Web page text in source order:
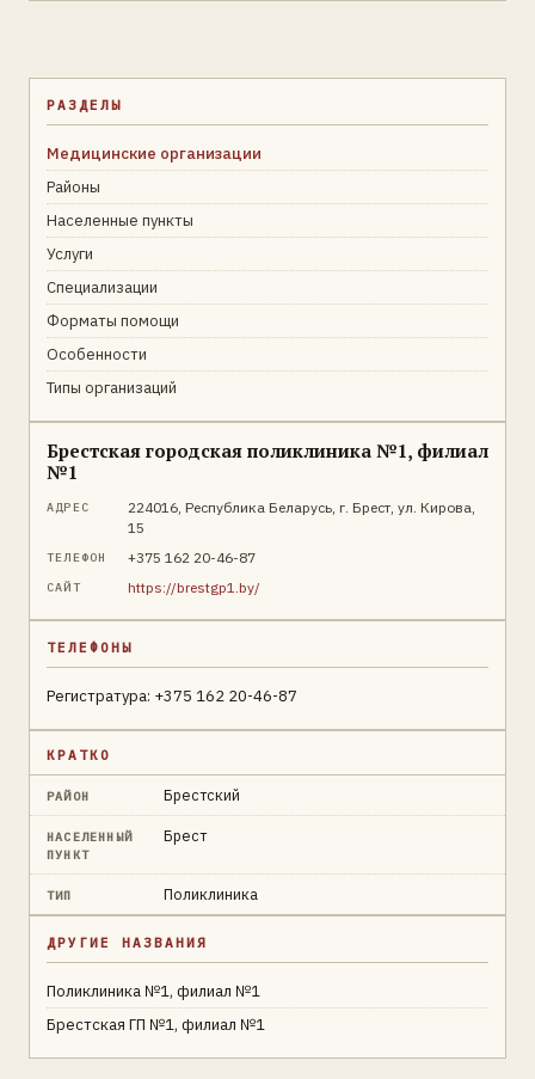
РАЗДЕЛЫ
Медицинские организации
Районы
Населенные пункты
Услуги
Специализации
Форматы помощи
Особенности
Типы организаций
Брестская городская поликлиника №1, филиал
№1
АДРЕС
224016, Республика Беларусь, г. Брест, ул. Кирова,
15
ТЕЛЕФОН +375 162 20-46-87
САЙТ https://brestgp1.by/
ТЕЛЕФОНЫ
Регистратура: +375 162 20-46-87
КРАТКО
РАЙОН Брестский
НАСЕЛЕННЫЙ
ПУНКТ
Брест
ТИП Поликлиника
ДРУГИЕ НАЗВАНИЯ
Поликлиника №1, филиал №1
Брестская ГП №1, филиал №1